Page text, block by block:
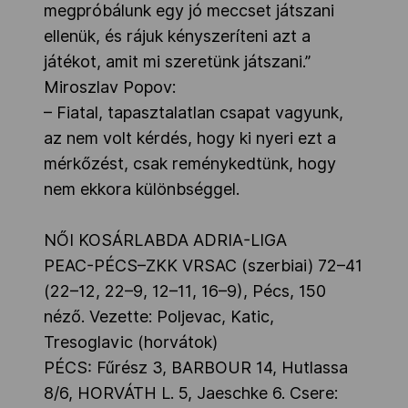
megpróbálunk egy jó meccset játszani
ellenük, és rájuk kényszeríteni azt a
játékot, amit mi szeretünk játszani.”
Miroszlav Popov:
– Fiatal, tapasztalatlan csapat vagyunk,
az nem volt kérdés, hogy ki nyeri ezt a
mérkőzést, csak reménykedtünk, hogy
nem ekkora különbséggel.
NŐI KOSÁRLABDA ADRIA-LIGA
PEAC-PÉCS–ZKK VRSAC (szerbiai) 72–41
(22–12, 22–9, 12–11, 16–9), Pécs, 150
néző. Vezette: Poljevac, Katic,
Tresoglavic (horvátok)
PÉCS: Fűrész 3, BARBOUR 14, Hutlassa
8/6, HORVÁTH L. 5, Jaeschke 6. Csere: